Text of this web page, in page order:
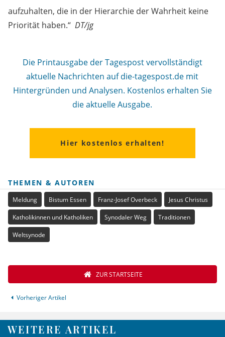
aufzuhalten, die in der Hierarchie der Wahrheit keine
Priorität haben.“ DT/jg
Die Printausgabe der Tagespost vervollständigt
aktuelle Nachrichten auf die-tagespost.de mit
Hintergründen und Analysen. Kostenlos erhalten Sie
die aktuelle Ausgabe.
Hier kostenlos erhalten!
THEMEN & AUTOREN
Meldung Bistum Essen Franz-Josef Overbeck Jesus Christus
Katholikinnen und Katholiken Synodaler Weg Traditionen
Weltsynode
Vorheriger Artikel
ZUR STARTSEITE
WEITERE ARTIKEL